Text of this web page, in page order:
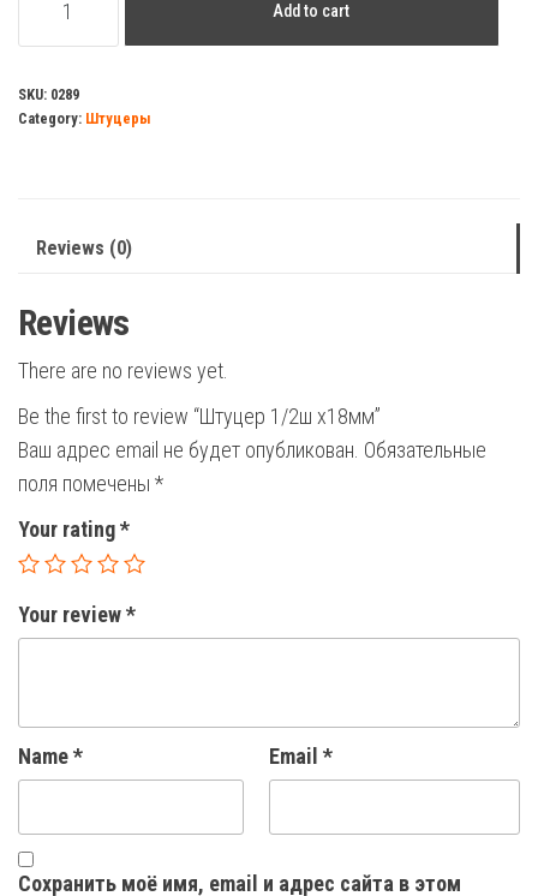
quantity
Add to cart
SKU: 0289
Category: Штуцеры
Reviews (0)
Reviews
There are no reviews yet.
Be the first to review “Штуцер 1/2ш х18мм”
Ваш адрес email не будет опубликован. Обязательные
поля помечены *
Your rating*
Your review*
Name* Email *
Сохранить моё имя, email и адрес сайта в этом